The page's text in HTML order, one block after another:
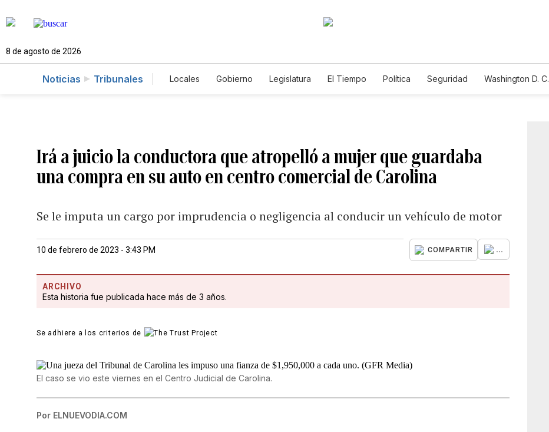
8 de agosto de 2026
Noticias Tribunales Locales Gobierno Legislatura El Tiempo Política Seguridad Washington D. C.
Irá a juicio la conductora que atropelló a mujer que guardaba
una compra en su auto en centro comercial de Carolina
Se le imputa un cargo por imprudencia o negligencia al conducir un vehículo de motor
10 de febrero de 2023 - 3:43 PM COMPARTIR ...
ARCHIVO
Esta historia fue publicada hace más de 3 años.
Se adhiere a los criterios de
El caso se vio este viernes en el Centro Judicial de Carolina.
Por ELNUEVODIA.COM